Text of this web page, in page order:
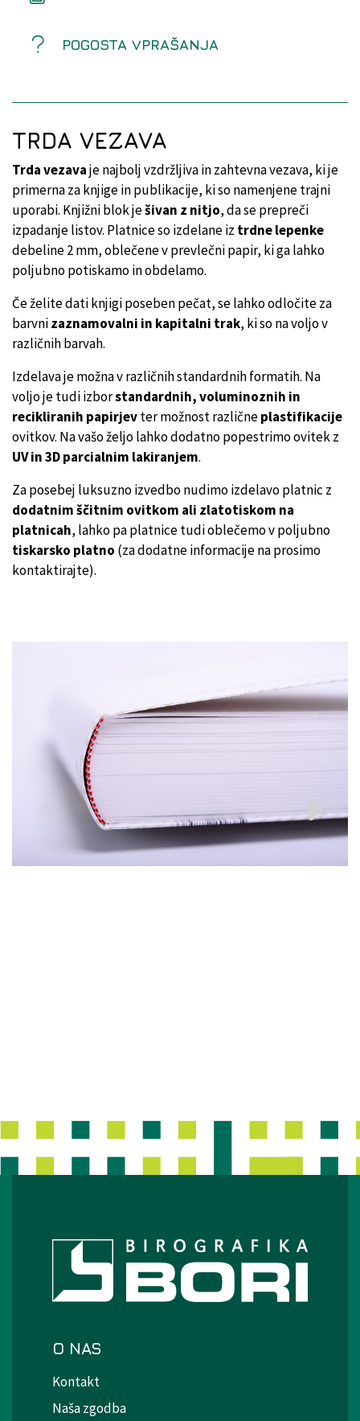
POGOSTA VPRAŠANJA
TRDA VEZAVA
Trda vezavaje najbolj vzdržljiva in zahtevna vezava, ki je
primerna za knjige in publikacije, ki so namenjene trajni
uporabi. Knjižni blok ješivan z nitjo, da se prepreči
izpadanje listov. Platnice so izdelane iz trdne lepenke
debeline 2 mm, oblečene v prevlečni papir, ki ga lahko
poljubno potiskamo in obdelamo.
Če želite dati knjigi poseben pečat, se lahko odločite za
barvnizaznamovalni in kapitalni trak, ki so na voljo v
različnih barvah.
Izdelava je možna v različnih standardnih formatih. Na
voljo je tudi izborstandardnih, voluminoznih in
recikliranih papirjevter možnost različneplastifikacije
ovitkov. Na vašo željo lahko dodatno popestrimo ovitek z
UV in 3D parcialnim lakiranjem.
Za posebej luksuzno izvedbo nudimo izdelavo platnic z
dodatnim ščitnim ovitkom ali zlatotiskom na
platnicah, lahko pa platnice tudi oblečemo v poljubno
tiskarsko platno (za dodatne informacije na prosimo
kontaktirajte).
O NAS
Kontakt
Naša zgodba